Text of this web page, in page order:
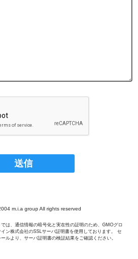
m.i.a group All rights reserved
では、通信情報の暗号化と実在性の証明のため、GMOグロ
イン株式会社のSSLサーバ証明書を使用しております。 セ
ールより、サーバ証明書の検証結果をご確認ください。